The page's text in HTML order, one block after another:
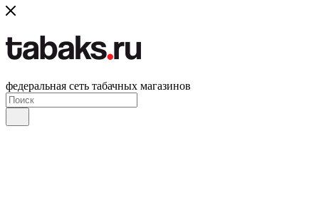
федеральная сеть табачных магазинов